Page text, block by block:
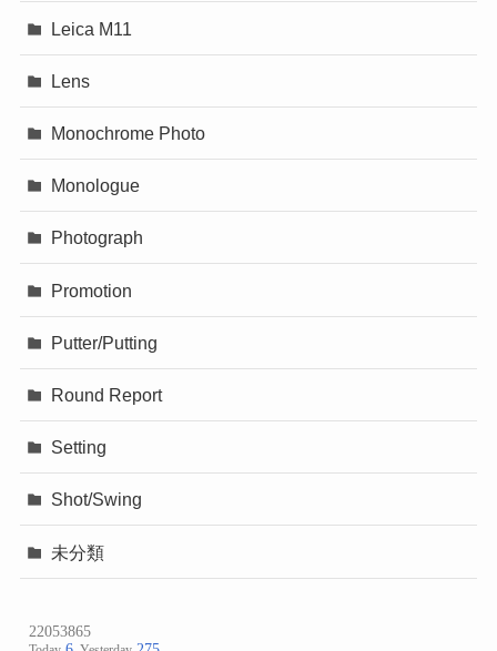
Leica M11
Lens
Monochrome Photo
Monologue
Photograph
Promotion
Putter/Putting
Round Report
Setting
Shot/Swing
未分類